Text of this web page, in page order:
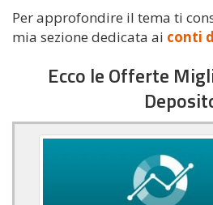
Per approfondire il tema ti
mia sezione dedicata ai conti
Ecco le Offerte